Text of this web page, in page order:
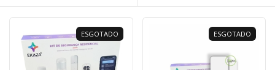
ESGOTADO ESGOTADO